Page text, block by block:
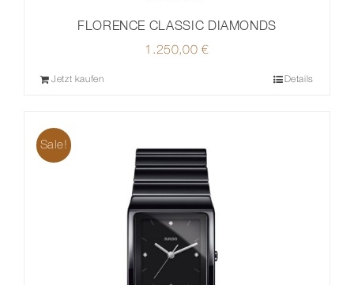
FLORENCE CLASSIC DIAMONDS
1.250,00€
Jetzt kaufen Details
Sale!